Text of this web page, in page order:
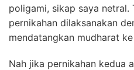
poligami, sikap saya netral.
pernikahan dilaksanakan
mendatangkan mudharat
Nah jika pernikahan kedua